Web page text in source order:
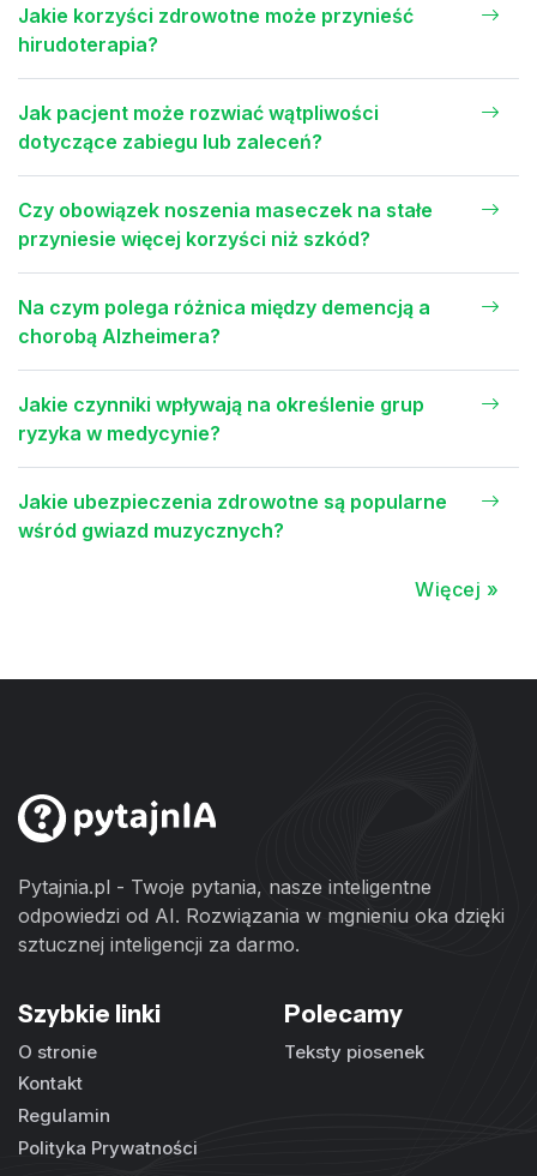
Jakie korzyści zdrowotne może przynieść
hirudoterapia?
Jak pacjent może rozwiać wątpliwości
dotyczące zabiegu lub zaleceń?
Czy obowiązek noszenia maseczek na stałe
przyniesie więcej korzyści niż szkód?
Na czym polega różnica między demencją a
chorobą Alzheimera?
Jakie czynniki wpływają na określenie grup
ryzyka w medycynie?
Jakie ubezpieczenia zdrowotne są popularne
wśród gwiazd muzycznych?
Więcej »
Pytajnia.pl - Twoje pytania, nasze inteligentne
odpowiedzi od AI. Rozwiązania w mgnieniu oka dzięki
sztucznej inteligencji za darmo.
Szybkie linki
O stronie
Kontakt
Regulamin
Polityka Prywatności
Polecamy
Teksty piosenek